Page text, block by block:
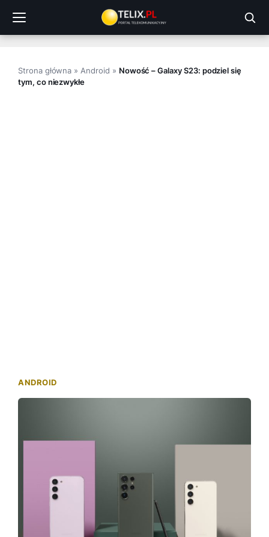
treści
Strona główna » Android » Nowość – Galaxy S23: podziel się
tym, co niezwykłe
ANDROID